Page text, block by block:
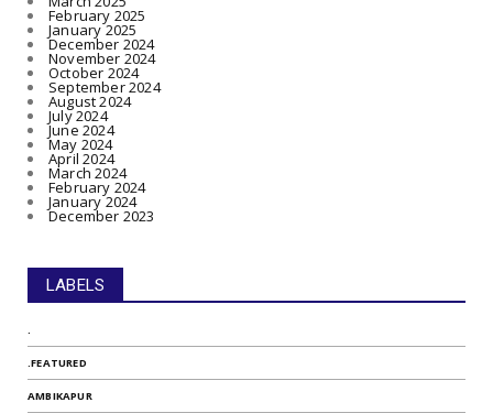
February 2025
January 2025
December 2024
November 2024
October 2024
September 2024
August 2024
July 2024
June 2024
May 2024
April 2024
March 2024
February 2024
January 2024
December 2023
LABELS
.
.FEATURED
AMBIKAPUR